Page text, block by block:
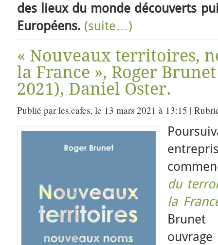
des lieux du monde découverts
Européens. (suite…)
« Nouveaux territoires,
la France », Roger
2021), Daniel Oster.
Publié par les.cafes, le 13 mars 2021 à 13:15 |
du
la
Brunet